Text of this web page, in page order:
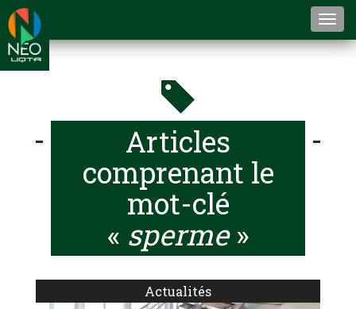
Articles
comprenant le
mot-clé
« sperme»
Actualités